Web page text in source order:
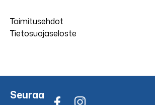
Toimitusehdot
Tietosuojaseloste
Seuraa